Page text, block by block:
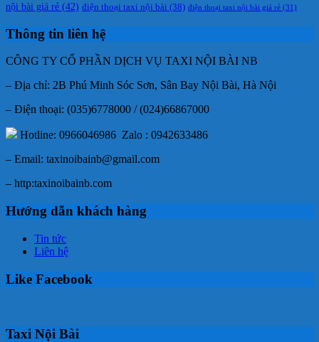
nội bài giá rẻ (42) điện thoại taxi nội bài (38) điện thoại taxi nội bài giá rẻ (31)
Thông tin liên hệ
CÔNG TY CỔ PHẦN DỊCH VỤ TAXI NỘI BÀI NB
– Địa chỉ: 2B Phú Minh Sóc Sơn, Sân Bay Nội Bài, Hà Nội
– Điện thoại: (035)6778000 / (024)66867000
Hotline: 0966046986 Zalo : 0942633486
– Email: taxinoibainb@gmail.com
– http:taxinoibainb.com
Hướng dẫn khách hàng
Tin tức
Liên hệ
Like Facebook
Taxi Nội Bài